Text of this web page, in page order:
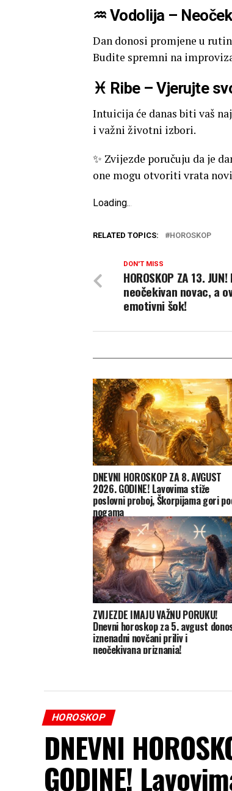
♒ Vodolija –
Dan donosi promjene u
Budite spremni na
♓ Ribe – Vjerujte
Intuicija će danas biti vaš
i važni životni izbori.
✨ Zvijezde poručuju da je
one mogu otvoriti vrata
Loading...
RELATED TOPICS: HOROSKOP
DON'T MISS
HOROSKOP ZA 13.
neočekivan novac, a
emotivni šok!
DNEVNI HOROSKOP ZA 8. AVGUST
2026. GODINE! Lavovima stiže
poslovni proboj, Škorpijama gori
nogama
ZVIJEZDE IMAJU VAŽNU PORUKU!
Dnevni horoskop za 5. avgust
iznenadni novčani priliv i
neočekivana priznanja!
HOROSKOP
DNEVNI
GODINE!